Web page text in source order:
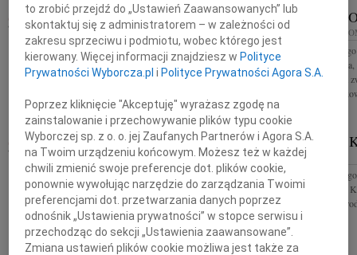
21.01.2010RADOM
Serdeczne wyrazy współczucia z powodu śmierci
Ojca dla Kolegi Jarosława Skorza składają koleżanki
i koledzy z Pipelife Polska SA
18.01.2010
Rodzinie
wybitnego
studentów, od lat
pracownika
BOGDAN KRZEMIŃSKI 15.01.2010
RADOM
Wyrazy głębokiego współczucia Rodzinie z powodu
śmierci Bogdana Krzemińskiego składa Agnieszka
Tomaszewska z rodziną
BOGDAN
RADOM
Wyrazy
śmierci Bogdana
Tomaszewska z
to zrobić przejdź do „Ustawień Zaawansowanych” lub
skontaktuj się z administratorem – w zależności od
zakresu sprzeciwu i podmiotu, wobec którego jest
kierowany. Więcej informacji znajdziesz w Polityce
Prywatności Wyborcza.pl i Polityce Prywatności Agora S.A.
Poprzez kliknięcie "Akceptuję" wyrażasz zgodę na
zainstalowanie i przechowywanie plików typu cookie
Wyborczej sp. z o. o. jej Zaufanych Partnerów i Agora S.A.
na Twoim urządzeniu końcowym. Możesz też w każdej
chwili zmienić swoje preferencje dot. plików cookie,
ponownie wywołując narzędzie do zarządzania Twoimi
preferencjami dot. przetwarzania danych poprzez
odnośnik „Ustawienia prywatności” w stopce serwisu i
przechodząc do sekcji „Ustawienia zaawansowane”.
Zmiana ustawień plików cookie możliwa jest także za